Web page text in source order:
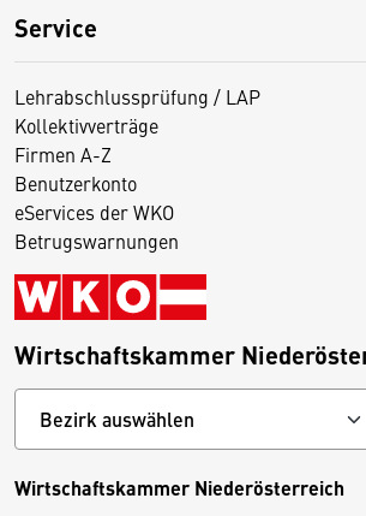
Service
Lehrabschlussprüfung / LAP
Kollektivverträge
Firmen A-Z
Benutzerkonto
eServices der WKO
Betrugswarnungen
Wirtschaftskammer
Wirtschaftskammer Niederösterreich